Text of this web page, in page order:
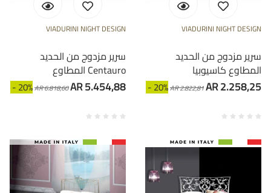
VIADURINI NIGHT DESIGN
سرير مزدوج من الحديد
المطاوع Centauro
- 20%AR 6.818,60AR 5.454,88
VIADURINI NIGHT DESIGN
سرير مزدوج من الحديد
المطاوع كاسيوبيا
- 20%AR 2.822,81AR 2.258,25